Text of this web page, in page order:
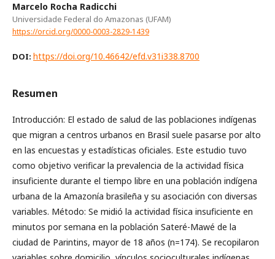
Marcelo Rocha Radicchi
Universidade Federal do Amazonas (UFAM)
https://orcid.org/0000-0003-2829-1439
DOI: https://doi.org/10.46642/efd.v31i338.8700
Resumen
Introducción: El estado de salud de las poblaciones indígenas
que migran a centros urbanos en Brasil suele pasarse por alto
en las encuestas y estadísticas oficiales. Este estudio tuvo
como objetivo verificar la prevalencia de la actividad física
insuficiente durante el tiempo libre en una población indígena
urbana de la Amazonía brasileña y su asociación con diversas
variables. Método: Se midió la actividad física insuficiente en
minutos por semana en la población Sateré-Mawé de la
ciudad de Parintins, mayor de 18 años (n=174). Se recopilaron